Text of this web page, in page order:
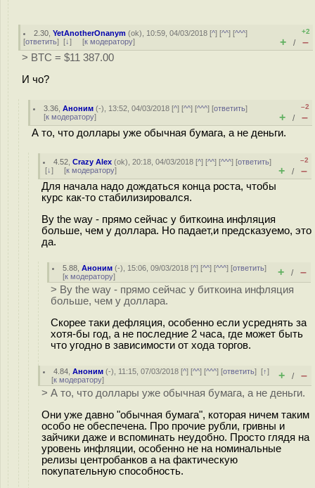
2.30 ,YetAnotherOnanym (ok), 10:59, 04/03/2018 [^] [^^] [^^^]
[ответить] [↓] [к модератору]
+2
+ / –
> BTC = $11 387.00
И чо?
3.36 ,Аноним (-), 13:52, 04/03/2018 [^] [^^] [^^^] [ответить]
[к модератору]
–2
+ / –
А то, что доллары уже обычная бумага, а не деньги.
4.52 ,Crazy Alex (ok), 20:18, 04/03/2018 [^] [^^] [^^^] [ответить]
[↓] [к модератору]
–2
+ / –
Для начала надо дождаться конца роста, чтобы
курс как-то стабилизировался.
By the way - прямо сейчас у биткоина инфляция
больше, чем у доллара. Но падает,и предсказуемо, это
да.
5.88 ,Аноним (-), 15:06, 09/03/2018 [^] [^^] [^^^] [ответить]
[к модератору] + / –
> By the way - прямо сейчас у биткоина инфляция
больше, чем у доллара.
Скорее таки дефляция, особенно если усреднять за
хотя-бы год, а не последние 2 часа, где может быть
что угодно в зависимости от хода торгов.
4.84 ,Аноним (-), 11:15, 07/03/2018 [^] [^^] [^^^] [ответить][↑]
[к модератору] + / –
> А то, что доллары уже обычная бумага, а не деньги.
Они уже давно "обычная бумага", которая ничем таким
особо не обеспечена. Про прочие рубли, гривны и
зайчики даже и вспоминать неудобно. Просто глядя на
уровень инфляции, особенно не на номинальные
релизы центробанков а на фактическую
покупательную способность.